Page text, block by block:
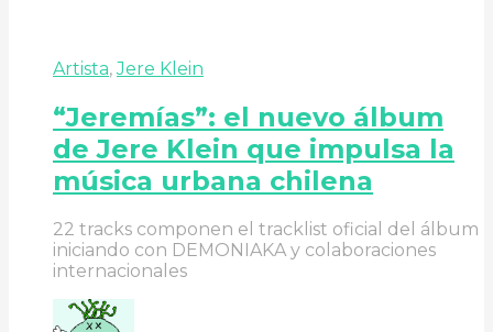
Artista,Jere Klein
“Jeremías”: el nuevo álbum
de Jere Klein que impulsa la
música urbana chilena
22 tracks componen el tracklist oficial del álbum
iniciando con DEMONIAKA y colaboraciones
internacionales